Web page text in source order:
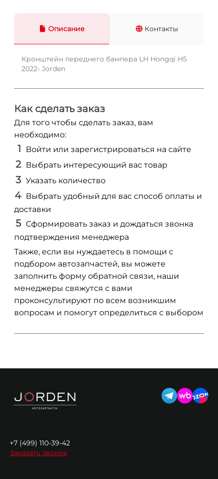
Описание Контакты
Кронштейн переднего бампера LH Hongqi H5
2022- Jorden
Как сделать заказ
Для того чтобы сделать заказ, вам
необходимо:
Войти или зарегистрироваться на сайте
Выбрать интересующий вас товар
Указать количество
Выбрать удобный для вас способ оплаты и
доставки
Сформировать заказ и дождаться звонка
подтверждения менеджера
Также, если вы нуждаетесь в помощи с
подбором автозапчастей, вы можете
заполнить форму обратной связи, наши
менеджеры свяжутся с вами
проконсультируют по всем возникшим
вопросам и помогут определиться с выбором
+7 (499) 110-39-42
Заказать звонок